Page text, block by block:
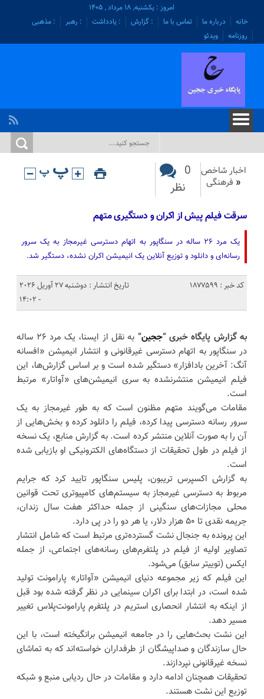
امروز : یکشنبه, ۱۸ مرداد , ۱۴۰۵
خانه
درباره ما تماس با ما : گزارش : یادداشت : رهبر
: مذهبی
روزنامه
ویدئو
اخبار شاخص
« فرهنگی
0
نظر
سرقت فیلم پیش از اکران و دستگیری متهم
یک مرد ۲۶ ساله در سنگاپور به اتهام دسترسی غیرمجاز به یک سرور
رسانه‌ای و دانلود و توزیع آنلاین یک انیمیشن اکران نشده، دستگیر شد.
کد خبر : 1877599
تاریخ انتشار : دوشنبه 27 آوریل 2026
- 14:02
به گزارش پایگاه خبری “ججین”
به نقل از ایسنا، یک مرد ۲۶ ساله
در سنگاپور به اتهام دسترسی غیرقانونی و انتشار انیمیشن «افسانه
آنگ: آخرین بادافزار» دستگیر شده است و بر اساس گزارش‌ها، این
فیلم انیمیشن منتشرنشده به سری انیمیشن‌های «آواتار» مرتبط
است.
مقامات می‌گویند متهم مظنون است که به طور غیرمجاز به یک
سرور رسانه دسترسی پیدا کرده، فیلم را دانلود کرده و بخش‌هایی از
آن را به صورت آنلاین منتشر کرده است. به گزارش منابع، یک نسخه
از فیلم در طول تحقیقات از دستگاه‌های الکترونیکی او بازیابی شده
است.
به گزارش اکسپرس تریبون، پلیس سنگاپور تایید کرد که جرایم
مربوط به دسترسی غیرمجاز به سیستم‌های کامپیوتری تحت قوانین
محلی مجازات‌های سنگینی از جمله حداکثر هفت سال زندان،
جریمه نقدی تا ۵۰ هزار دلار، یا هر دو را در پی دارد.
این پرونده به جنجال نشت گسترده‌تری مرتبط است که شامل انتشار
تصاویر اولیه از فیلم در پلتفرم‌های رسانه‌های اجتماعی، از جمله
ایکس (توییتر سابق) می‌شود.
این فیلم که زیر مجموعه دنیای انیمیشن «آواتار» پارامونت تولید
شده است، در ابتدا برای اکران سینمایی در نظر گرفته شده بود قبل
از اینکه به انتشار انحصاری استریم در پلتفرم پارامونت‌پلاس تغییر
مسیر دهد.
این نشت بحث‌هایی را در جامعه انیمیشن برانگیخته است، با این
حال سازندگان و صداپیشگان از طرفداران خواسته‌اند که به تماشای
نسخه غیرقانونی نپردازند.
تحقیقات همچنان ادامه دارد و مقامات در حال ردیابی منبع و شبکه
توزیع این نشت هستند.